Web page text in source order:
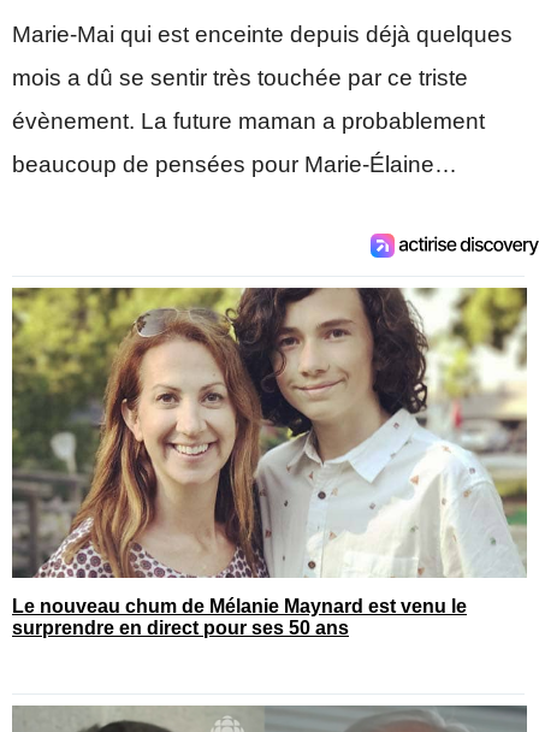
Marie-Mai qui est enceinte depuis déjà quelques
mois a dû se sentir très touchée par ce triste
évènement. La future maman a probablement
beaucoup de pensées pour Marie-Élaine…
Le nouveau chum de Mélanie Maynard est venu le
surprendre en direct pour ses 50 ans